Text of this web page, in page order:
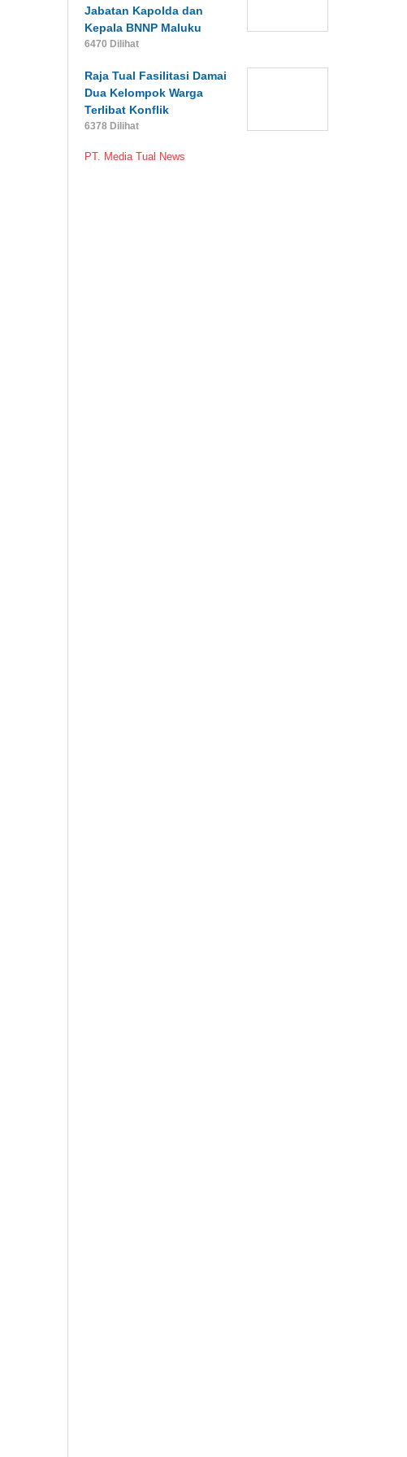
Jabatan Kapolda dan
Kepala BNNP Maluku
6470 Dilihat
Raja Tual Fasilitasi Damai
Dua Kelompok Warga
Terlibat Konflik
6378 Dilihat
PT. Media Tual News